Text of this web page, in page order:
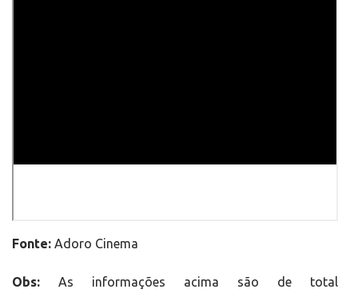
Fonte: Adoro Cinema
Obs: As informações acima são de total